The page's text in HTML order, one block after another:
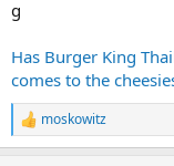
Has Burger King
comes to the
R
e
moskowitz